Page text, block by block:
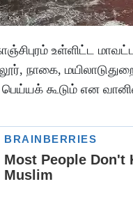
உள்ளிட்ட
நாகை,
கூடும் என